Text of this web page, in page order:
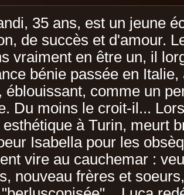
35 ans, est un jeune
de succès et d'amour.
vraiment en être un, il
bénie passée en
éblouissant, comme un
Du moins le croit-il...
à Turin, meurt
Isabella pour les
vire au cauchemar :
nouveau frères et